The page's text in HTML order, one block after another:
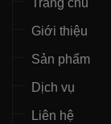
Trang chủ
Giới thiệu
Sản phẩm
Dịch vụ
Liên hệ